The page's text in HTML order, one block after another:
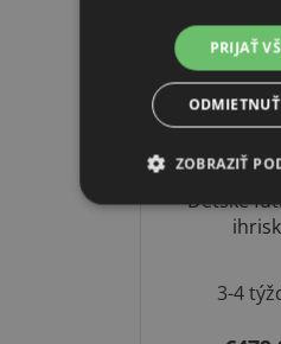
DOPRAVA
Detské
3-4
PRIJAŤ
ZOBRAZIŤ